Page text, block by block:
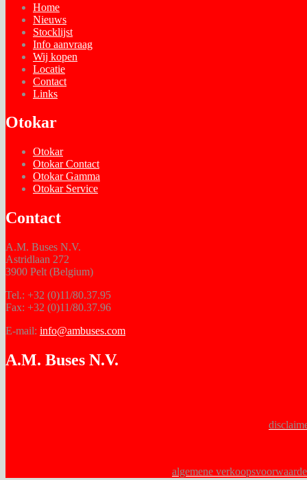
Home
Nieuws
Stocklijst
Info aanvraag
Wij kopen
Locatie
Contact
Links
Otokar
Otokar
Otokar Contact
Otokar Gamma
Otokar Service
Contact
A.M. Buses N.V.
Astridlaan 272
3900 Pelt (Belgium)
Tel.: +32 (0)11/80.37.95
Fax: +32 (0)11/80.37.96
E-mail: info@ambuses.com
A.M. Buses N.V.
algemene